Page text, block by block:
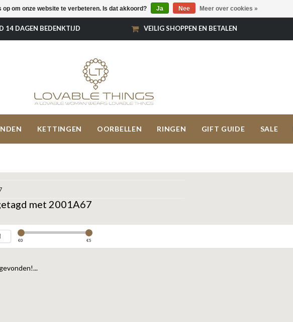
14 DAGEN BEDENKTIJD VEILIG SHOPPEN EN BETALEN
KETTINGEN OORBELLEN RINGEN GIFT GUIDE SALE
met 2001A67
€0 €5
op om onze website te verbeteren. Is dat akkoord? Ja Nee Meer over cookies »